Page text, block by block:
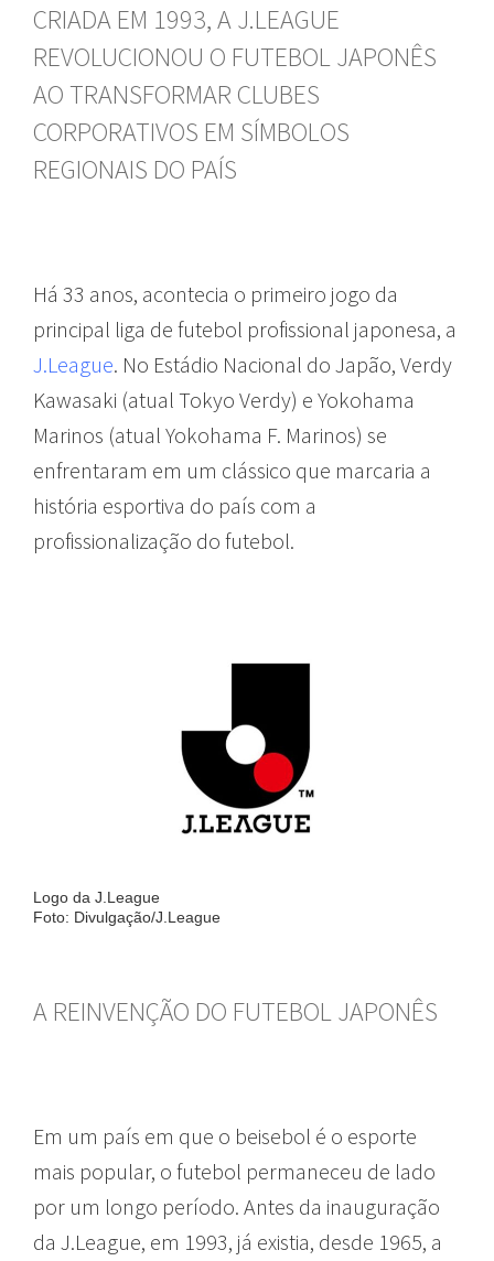
CRIADA EM 1993, A J.LEAGUE
REVOLUCIONOU O FUTEBOL JAPONÊS
AO TRANSFORMAR CLUBES
CORPORATIVOS EM SÍMBOLOS
REGIONAIS DO PAÍS
Há 33 anos, acontecia o primeiro jogo da
principal liga de futebol profissional japonesa, a
J.League. No Estádio Nacional do Japão, Verdy
Kawasaki (atual Tokyo Verdy) e Yokohama
Marinos (atual Yokohama F. Marinos) se
enfrentaram em um clássico que marcaria a
história esportiva do país com a
profissionalização do futebol.
Logo da J.League
Foto: Divulgação/J.League
A REINVENÇÃO DO FUTEBOL JAPONÊS
Em um país em que o beisebol é o esporte
mais popular, o futebol permaneceu de lado
por um longo período. Antes da inauguração
da J.League, em 1993, já existia, desde 1965, a